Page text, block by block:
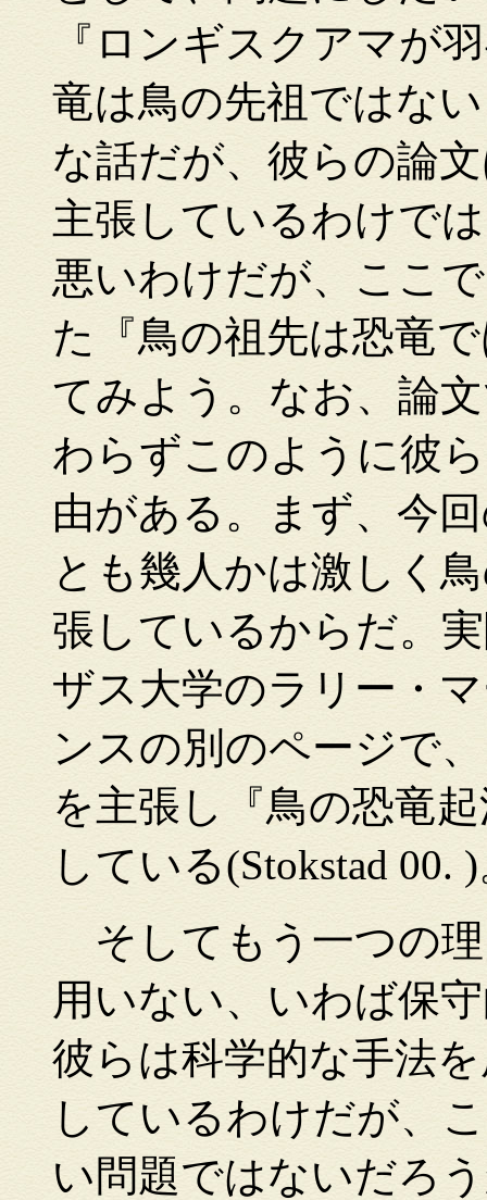
『ロンギスクアマが
竜は鳥の先祖ではな
な話だが、彼らの論
主張しているわけで
悪いわけだが、ここ
た『鳥の祖先は恐竜
てみよう。なお、論
わらずこのように彼
由がある。まず、今
とも幾人かは激しく
張しているからだ。
ザス大学のラリー・
ンスの別のページで
を主張し『鳥の恐竜
している(Stokstad 00.
そしてもう一つの
用いない、いわば保
彼らは科学的な手法
しているわけだが、
い問題ではないだろ